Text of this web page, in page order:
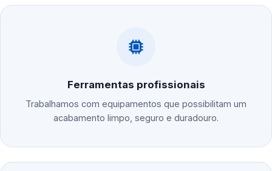
Ferramentas profissionais
Trabalhamos com equipamentos que possibilitam um
acabamento limpo, seguro e duradouro.